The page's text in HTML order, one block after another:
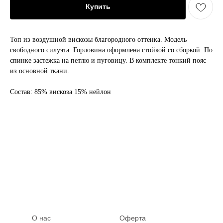
Купить
Топ из воздушной вискозы благородного оттенка. Модель
свободного силуэта. Горловина оформлена стойкой со сборкой. По
спинке застежка на петлю и пуговицу. В комплекте тонкий пояс
из основной ткани.
Состав: 85% вискоза 15% нейлон
О нас Оферта